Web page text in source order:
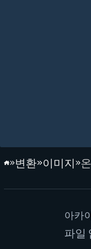
홈페이지
변환 이미지
아카
파일